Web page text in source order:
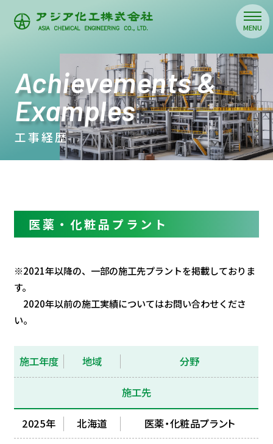
Achievements &
Examples
工事経歴
医薬・化粧品プラント
※2021年以降の、一部の施工先プラントを掲載しておりま
す。
2020年以前の施工実績についてはお問い合わせくださ
い。
施工年度 地域 分野
施工先
2025年 北海道
医薬・化粧品プラント